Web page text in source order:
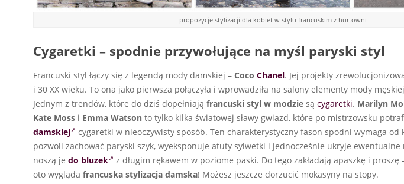
propozycje stylizacji dla kobiet w stylu francuskim z hurtowni
Cygaretki – spodnie przywołujące na myśl paryski styl
Francuski styl łączy się z legendą mody damskiej – Coco Chanel. Jej projekty
i 30 XX wieku. To ona jako pierwsza połączyła i wprowadziła na salony elementy mody
Jednym z trendów, które do dziś dopełniają francuski styl w modzie są cygaretki. Marilyn
Kate Moss i Emma Watson to tylko kilka światowej sławy gwiazd, które po mistrzowsku
damskiej
cygaretki w nieoczywisty sposób. Ten charakterystyczny fason spodni wymaga od
pozwoli zachować paryski szyk, wyeksponuje atuty sylwetki i jednocześnie ukryje ewentualne
noszą je do bluzek z długim rękawem w poziome paski. Do tego zakładają apaszkę i proszę
oto wygląda francuska stylizacja damska! Możesz jeszcze dorzucić mokasyny na stopy.